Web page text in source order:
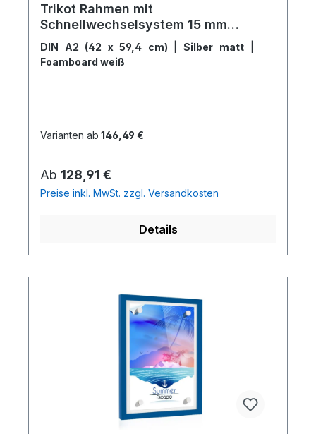
Trikot Rahmen mit
Schnellwechselsystem 15 mm
Füllhöhe
DIN A2 (42 x 59,4 cm) Silber matt
Foamboard weiß
Varianten ab 146,49 €
Regulärer Preis:
Ab 128,91 €
Preise inkl. MwSt. zzgl. Versandkosten
Details